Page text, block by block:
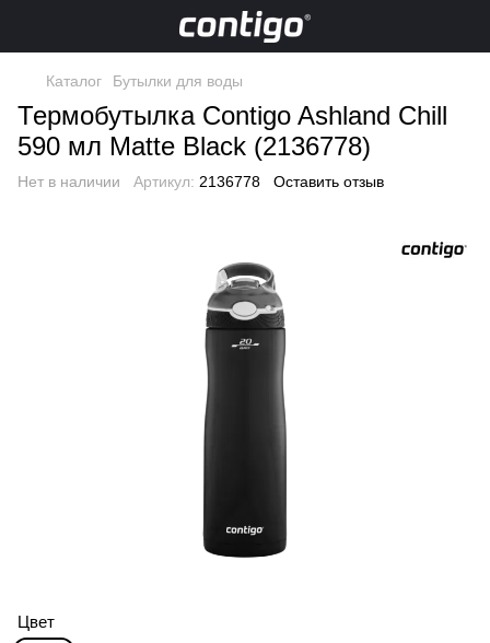
Каталог Бутылки для воды
Термобутылка Contigo Ashland Chill
590 мл Matte Black (2136778)
Нет в наличии Артикул: 2136778 Оставить отзыв
Цвет